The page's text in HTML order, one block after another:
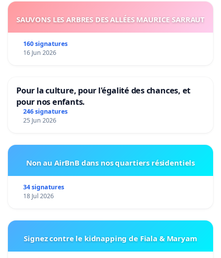
SAUVONS LES ARBRES DES ALLÉES MAURICE SARRAUT
160 signatures
16 Jun 2026
Pour la culture, pour l'égalité des chances, et
pour nos enfants.
246 signatures
25 Jun 2026
Non au AirBnB dans nos quartiers résidentiels
34 signatures
18 Jul 2026
Signez contre le kidnapping de Fiala & Maryam